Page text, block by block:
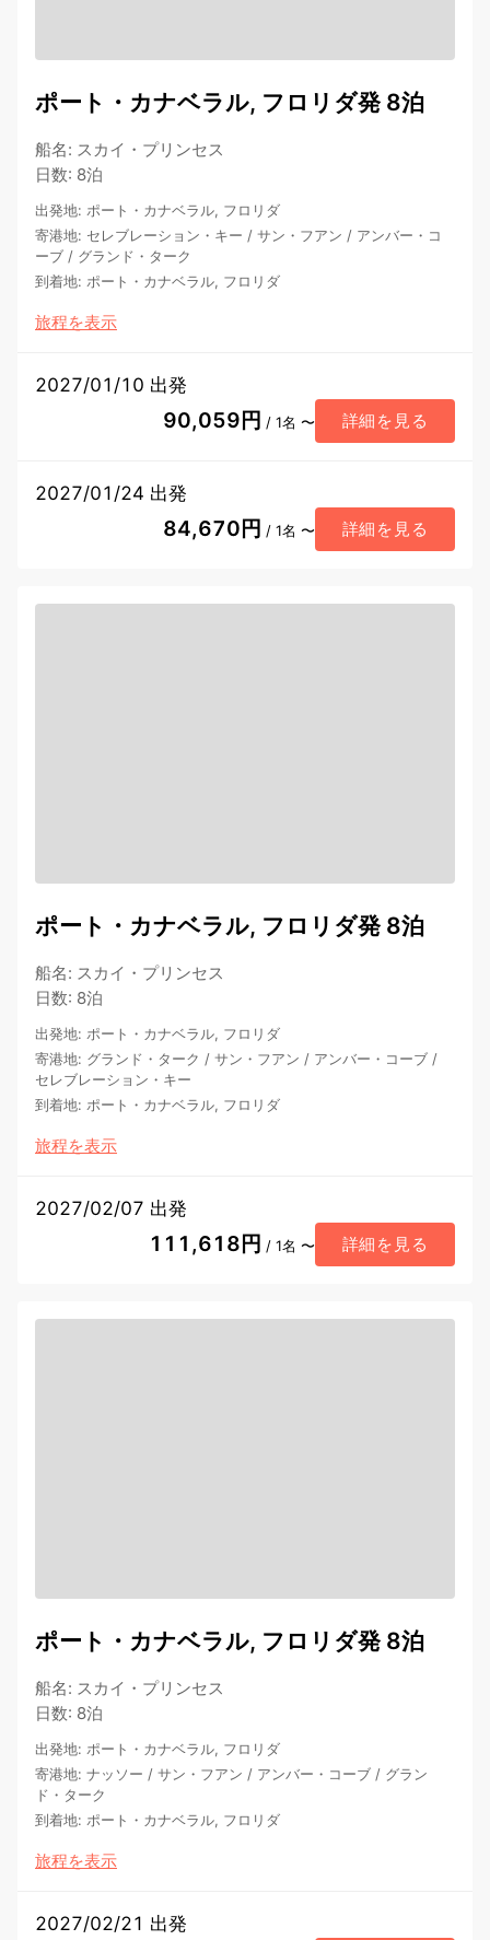
ポート・カナベラル, フロリダ発 8泊
船名: スカイ・プリンセス
日数: 8泊
出発地: ポート・カナベラル, フロリダ
寄港地: セレブレーション・キー / サン・フアン / アンバー・コ
ーブ / グランド・ターク
到着地: ポート・カナベラル, フロリダ
旅程を表示
2027/01/10 出発
90,059円 / 1名 〜 詳細を見る
2027/01/24 出発
84,670円 / 1名 〜 詳細を見る
ポート・カナベラル, フロリダ発 8泊
船名: スカイ・プリンセス
日数: 8泊
出発地: ポート・カナベラル, フロリダ
寄港地: グランド・ターク / サン・フアン / アンバー・コーブ /
セレブレーション・キー
到着地: ポート・カナベラル, フロリダ
旅程を表示
2027/02/07 出発
111,618円 / 1名 〜 詳細を見る
ポート・カナベラル, フロリダ発 8泊
船名: スカイ・プリンセス
日数: 8泊
出発地: ポート・カナベラル, フロリダ
寄港地: ナッソー / サン・フアン / アンバー・コーブ / グラン
ド・ターク
到着地: ポート・カナベラル, フロリダ
旅程を表示
2027/02/21 出発